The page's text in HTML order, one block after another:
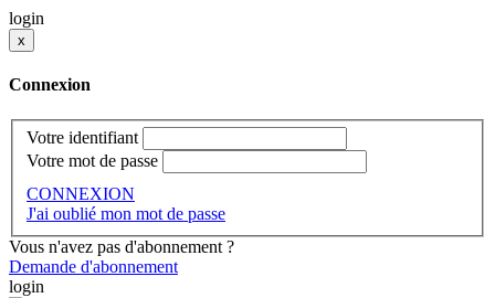
login
x
Connexion
Votre identifiant
Votre mot de passe
CONNEXION
J'ai oublié mon mot de passe
Vous n'avez pas d'abonnement ?
Demande d'abonnement
login